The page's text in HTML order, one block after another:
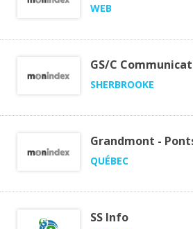
WEB
GS/C
SHERBROOKE
Grandmont -
QUÉBEC
SS Info